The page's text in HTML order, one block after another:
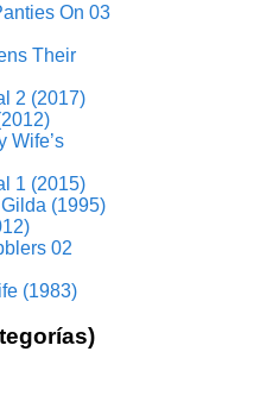
On 03
Their
2 (2017)
Wife’s
1 (2015)
(1995)
02
(1983)